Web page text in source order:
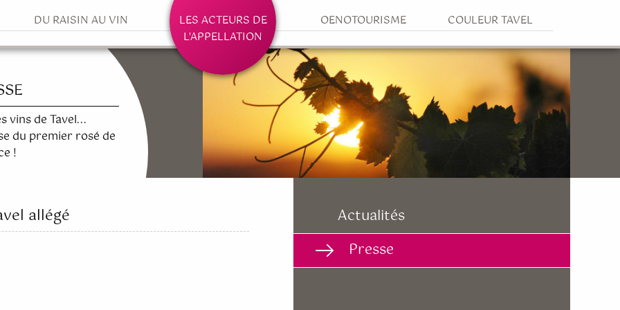
DU RAISIN AU VIN OENOTOURISME COULEUR TAVEL
vins de Tavel...
du premier rosé de
!
allégé
Actualités
Presse